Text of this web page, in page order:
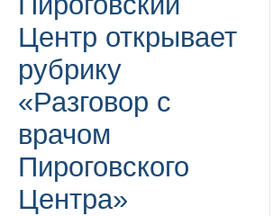
Центр открывает
рубрику
«Разговор с
врачом
Пироговского
Центра»